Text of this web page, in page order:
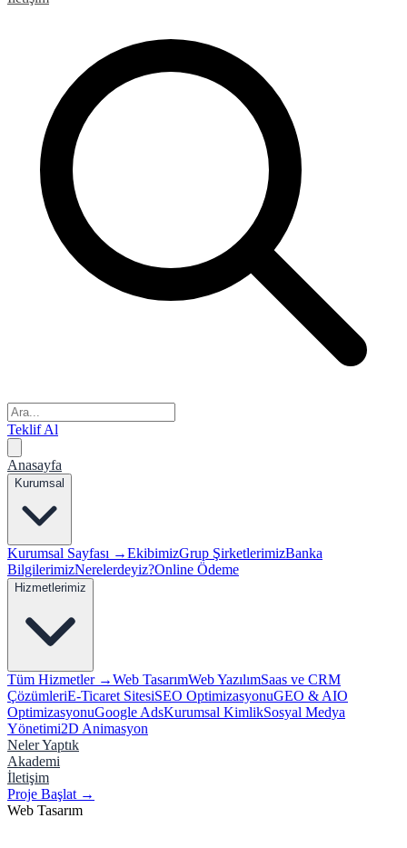
Teklif Al
Anasayfa
Kurumsal
Kurumsal Sayfası →EkibimizGrup ŞirketlerimizBanka
BilgilerimizNerelerdeyiz?Online Ödeme
Hizmetlerimiz
Tüm Hizmetler →Web TasarımWeb YazılımSaas ve CRM
ÇözümleriE-Ticaret SitesiSEO OptimizasyonuGEO & AIO
OptimizasyonuGoogle AdsKurumsal KimlikSosyal Medya
Yönetimi2D Animasyon
Neler Yaptık
Akademi
İletişim
Proje Başlat →
Web Tasarım